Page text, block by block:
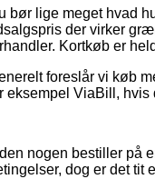
bør lige meget hvad
der virker
Kortkøb er
foreslår vi køb
eksempel ViaBill, hvis
nogen bestiller på
dog er det tit